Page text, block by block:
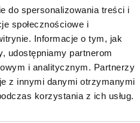
do spersonalizowania treści i
społecznościowe i
Informacje o tym, jak
udostępniamy partnerom
i analitycznym. Partnerzy
z innymi danymi otrzymanymi
korzystania z ich usług.
mogą być kontrahenci
Administrator korzysta.
Pani/Pana danych